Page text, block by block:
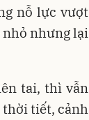
nỗ lực vượt
nhỏ nhưng lại
tai, thì vẫn
thời tiết, cảnh